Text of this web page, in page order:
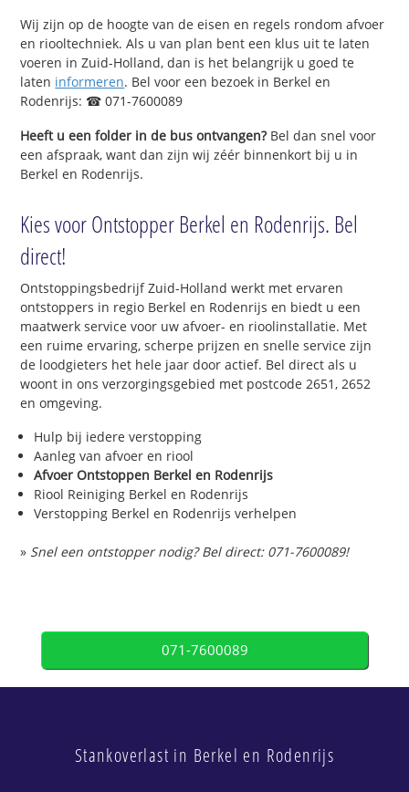
Wij zijn op de hoogte van de eisen en regels rondom afvoer
en riooltechniek. Als u van plan bent een klus uit te laten
voeren in Zuid-Holland, dan is het belangrijk u goed te
laten informeren. Bel voor een bezoek in Berkel en
Rodenrijs: ☎ 071-7600089
Heeft u een folder in de bus ontvangen?Bel dan snel voor
een afspraak, want dan zijn wij zéér binnenkort bij u in
Berkel en Rodenrijs.
Kies voor Ontstopper Berkel en Rodenrijs. Bel
direct!
Ontstoppingsbedrijf Zuid-Holland werkt met ervaren
ontstoppers in regio Berkel en Rodenrijs en biedt u een
maatwerk service voor uw afvoer- en rioolinstallatie. Met
een ruime ervaring, scherpe prijzen en snelle service zijn
de loodgieters het hele jaar door actief. Bel direct als u
woont in ons verzorgingsgebied met postcode 2651, 2652
en omgeving.
Hulp bij iedere verstopping
Aanleg van afvoer en riool
Afvoer Ontstoppen Berkel en Rodenrijs
Riool Reiniging Berkel en Rodenrijs
Verstopping Berkel en Rodenrijs verhelpen
» Snel een ontstopper nodig? Bel direct: 071-7600089!
071-7600089
Stankoverlast in Berkel en Rodenrijs